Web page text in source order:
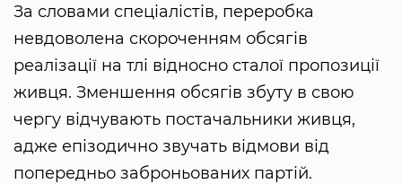
За словами спеціалістів, переробка
невдоволена скороченням обсягів
реалізації на тлі відносно сталої пропозиції
живця. Зменшення обсягів збуту в свою
чергу відчувають постачальники живця,
адже епізодично звучать відмови від
попередньо заброньованих партій.